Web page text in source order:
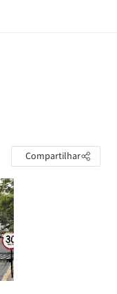
Compartilhar